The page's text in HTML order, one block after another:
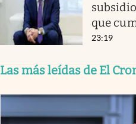
que
23:19
Las más leídas de El